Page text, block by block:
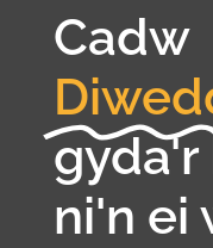
Cadw
gyda'r
ni'n ei